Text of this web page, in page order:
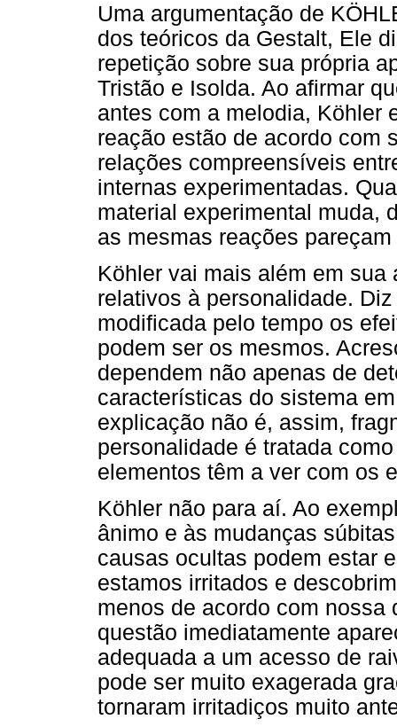
Uma argumentação de
dos teóricos da Gestalt, Ele
repetição sobre sua própria
Tristão e Isolda. Ao afirmar
antes com a melodia, Köhler
reação estão de acordo com
relações compreensíveis
internas experimentadas.
material experimental muda,
as mesmas reações
Köhler vai mais além em
relativos à personalidade.
modificada pelo tempo os
podem ser os mesmos.
dependem não apenas de
características do sistema
explicação não é, assim,
personalidade é tratada
elementos têm a ver com os
Köhler não para aí. Ao
ânimo e às mudanças
causas ocultas podem estar
estamos irritados e
menos de acordo com
questão imediatamente
adequada a um acesso de
pode ser muito exagerada
tornaram irritadiços muito